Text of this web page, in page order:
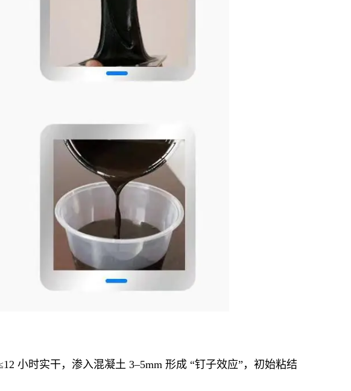
小时实干，渗入混凝土 3–5mm 形成 “钉子效应”，初始粘结